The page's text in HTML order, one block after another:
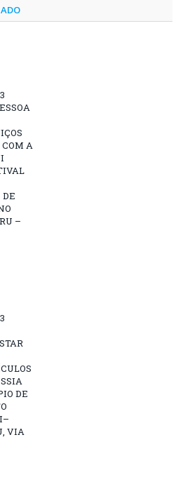
A
DE
–
DE
VIA